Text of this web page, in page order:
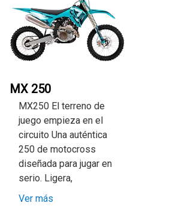
MX 250
MX250 El terreno de
juego empieza en el
circuito Una auténtica
250 de motocross
diseñada para jugar en
serio. Ligera,
Ver más